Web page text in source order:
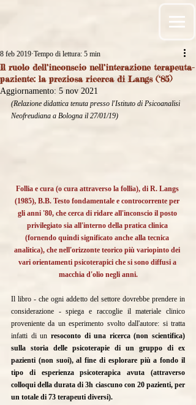
Il ruolo dell’inconscio nell’interazione terapeuta-
paziente: la preziosa ricerca di Langs (‘85)
8 feb 2019 Tempo di lettura: 5 min
Aggiornamento: 5 nov 2021
(Relazione didattica tenuta presso l'Istituto di Psicoanalisi
Neofreudiana a Bologna il 27/01/19)
Follia e cura (o cura attraverso la follia), di R. Langs
(1985), B.B. Testo fondamentale e controcorrente per
gli anni '80, che cerca di ridare all'inconscio il posto
privilegiato sia all'interno della pratica clinica
(fornendo quindi significato anche alla tecnica
analitica), che nell'orizzonte teorico più variopinto dei
vari orientamenti psicoterapici che si sono diffusi a
macchia d'olio negli anni.
Il libro - che ogni addetto del settore dovrebbe prendere in
considerazione - spiega e raccoglie il materiale clinico
proveniente da un esperimento svolto dall'autore: si tratta
infatti di un resoconto di una ricerca (non scientifica)
sulla storia delle psicoterapie di un gruppo di ex
pazienti (non suoi), al fine di esplorare più a fondo il
tipo di esperienza psicoterapica avuta (attraverso
colloqui della durata di 3h ciascuno con 20 pazienti, per
un totale di 73 terapeuti diversi).